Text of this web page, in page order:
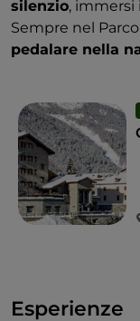
silenzio, immersi
Sempre nel
pedalare nella
Esperienze